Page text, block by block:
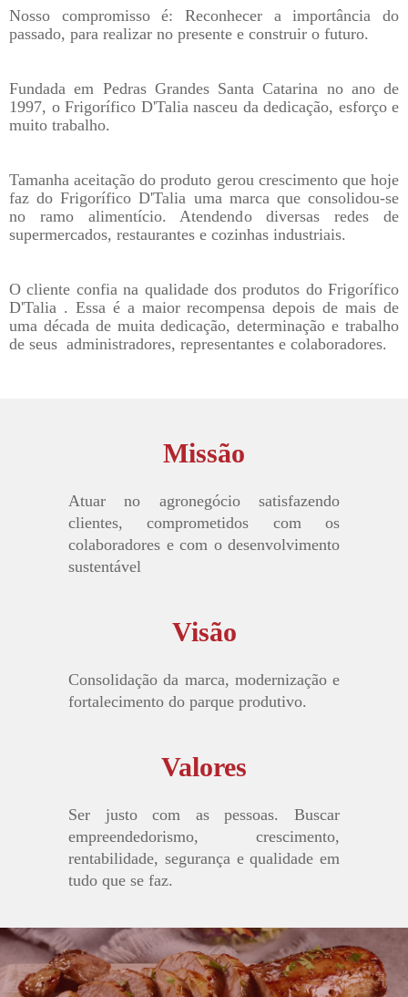
Nosso compromisso é: Reconhecer a importância do
passado, para realizar no presente e construir o futuro.
Fundada em Pedras Grandes Santa Catarina no ano de
1997, o Frigorífico D'Talia nasceu da dedicação, esforço e
muito trabalho.
Tamanha aceitação do produto gerou crescimento que hoje
faz do Frigorífico D'Talia uma marca que consolidou-se
no ramo alimentício. Atendendo diversas redes de
supermercados, restaurantes e cozinhas industriais.
O cliente confia na qualidade dos produtos do Frigorífico
D'Talia . Essa é a maior recompensa depois de mais de
uma década de muita dedicação, determinação e trabalho
de seus administradores, representantes e colaboradores.
Missão
Atuar no agronegócio satisfazendo
clientes, comprometidos com os
colaboradores e com o desenvolvimento
sustentável
Visão
Consolidação da marca, modernização e
fortalecimento do parque produtivo.
Valores
Ser justo com as pessoas. Buscar
empreendedorismo, crescimento,
rentabilidade, segurança e qualidade em
tudo que se faz.